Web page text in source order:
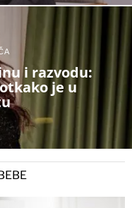
i razvodu:
je u